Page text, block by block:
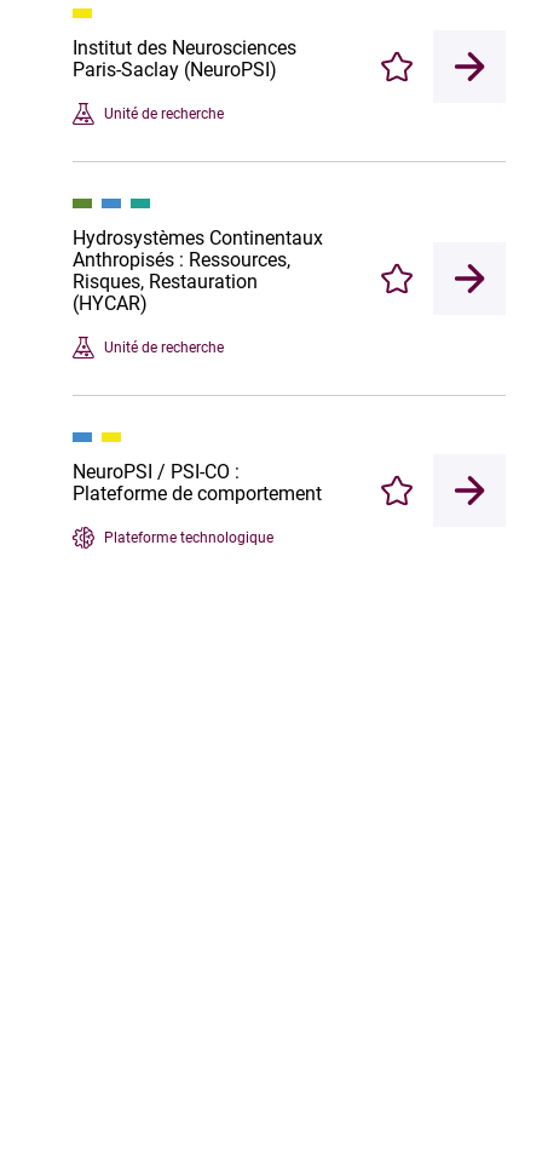
Institut des Neurosciences
Paris-Saclay (NeuroPSI)
Unité de recherche
Enregistrer
Hydrosystèmes Continentaux
Anthropisés : Ressources,
Risques, Restauration
(HYCAR)
Unité de recherche
Enregistrer
NeuroPSI / PSI-CO :
Plateforme de comportement
Plateforme technologique
Enregistrer